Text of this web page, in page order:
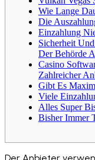
Wie Lange
Die
Einzahlung
Sicherheit
Der Behörde
Casino
Zahlreicher
Gibt Es
Viele
Alles Super
Bisher Immer
Der Anbieter